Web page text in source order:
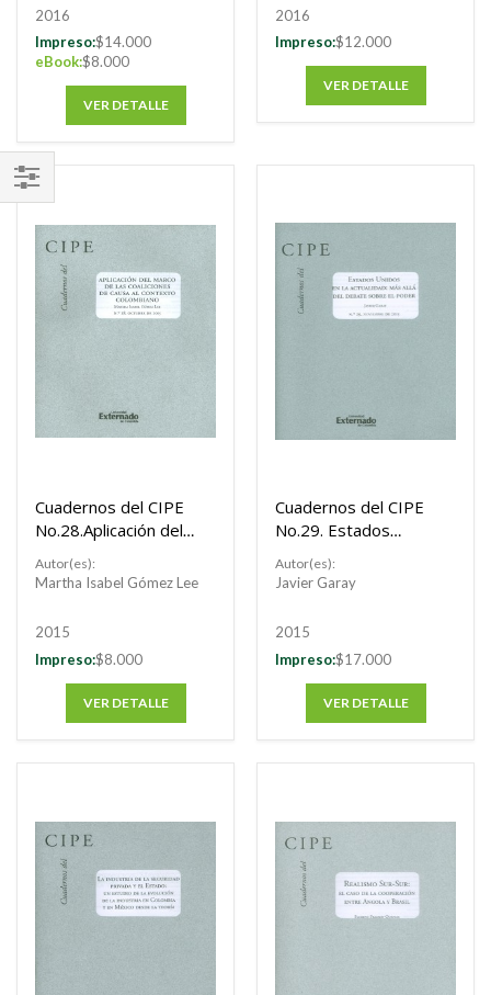
2016
Impreso:$14.000
eBook:$8.000
VER DETALLE
2016
Impreso:$12.000
VER DETALLE
Cuadernos del CIPE
No.28.Aplicación del
marco de las
coaliciones de causa
colombiano
Autor(es):
Martha Isabel Gómez Lee
2015
Impreso:$8.000
VER DETALLE
Cuadernos del CIPE
No.29. Estados
Unidos en la
actualidad: más allá
poder
Autor(es):
Javier Garay
2015
Impreso:$17.000
VER DETALLE
FILTRAR